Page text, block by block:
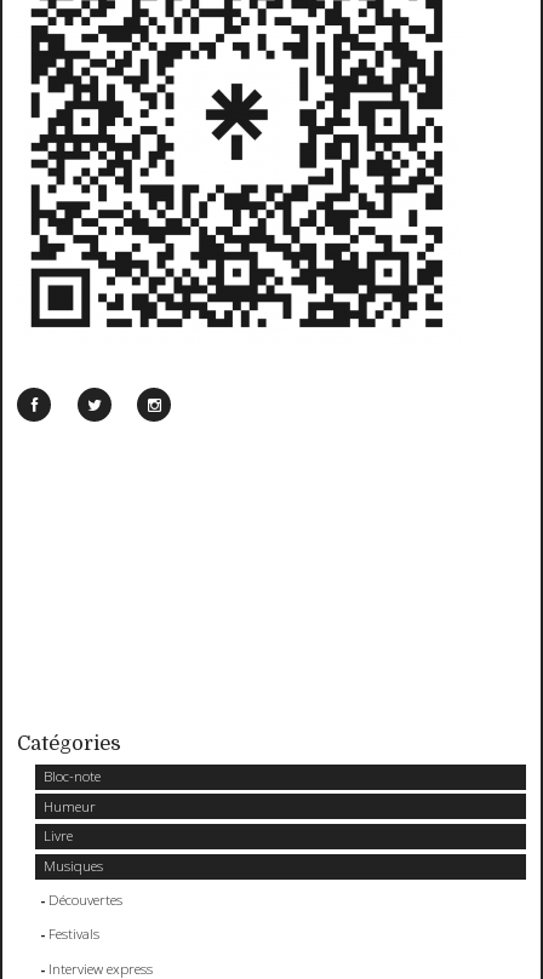
Catégories
Bloc-note
Humeur
Livre
Musiques
Découvertes
Festivals
Interview express